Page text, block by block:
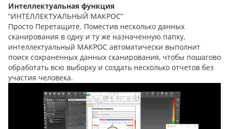
Интеллектуальная функция
“ИНТЕЛЛЕКТУАЛЬНЫЙ МАКРОС”
Просто Перетащите. Поместив несколько данных
сканирования в одну и ту же назначенную папку,
интеллектуальный МАКРОС автоматически выполнит
поиск сохраненных данных сканирования, чтобы пошагово
обработать всю выборку и создать несколько отчетов без
участия человека.